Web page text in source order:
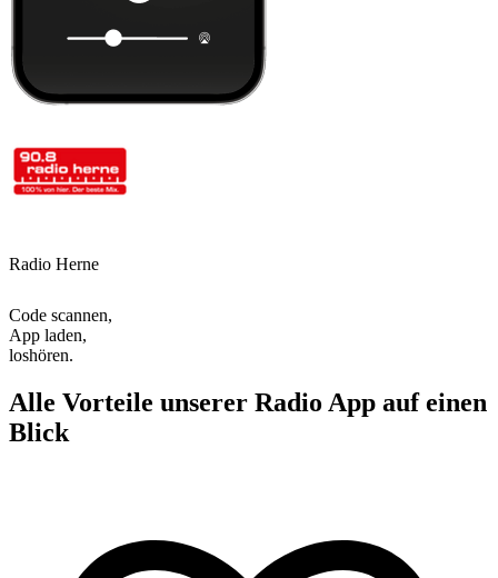
Radio Herne
Code scannen,
App laden,
loshören.
Alle Vorteile unserer Radio App auf einen
Blick